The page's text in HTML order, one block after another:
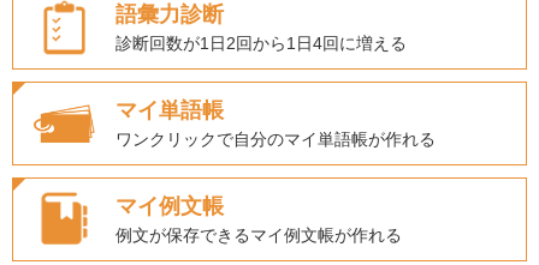
語彙力診断
診断回数が1日2回から1日4回に増える
マイ単語帳
ワンクリックで自分のマイ単語帳が作れる
マイ例文帳
例文が保存できるマイ例文帳が作れる